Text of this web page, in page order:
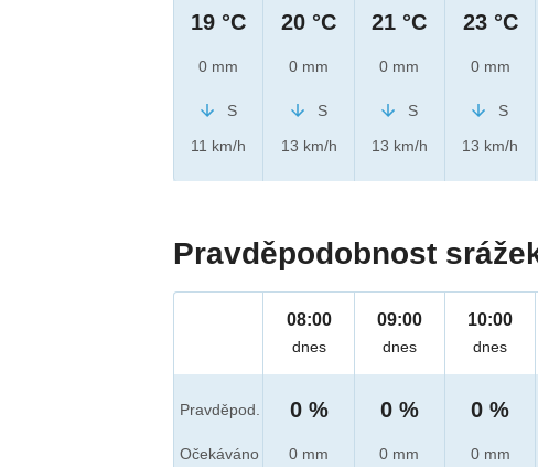
19 °C
0 mm
S
11 km/h
20 °C
0 mm
S
13 km/h
21 °C
0 mm
S
13 km/h
23 °C
0 mm
S
13 km/h
Pravděpodobnost
Pravděpod.
Očekáváno
08:00
dnes
0 %
0 mm
09:00
dnes
0 %
0 mm
10:00
dnes
0 %
0 mm